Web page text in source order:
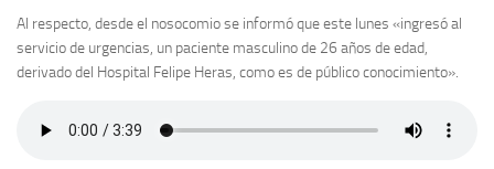
Al respecto, desde el nosocomio se informó que este lunes «ingresó al
servicio de urgencias, un paciente masculino de 26 años de edad,
derivado del Hospital Felipe Heras, como es de público conocimiento».